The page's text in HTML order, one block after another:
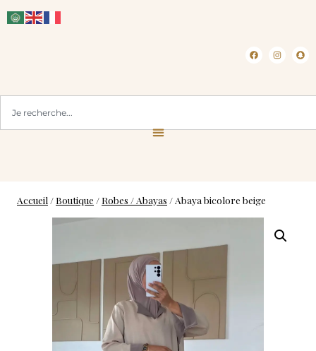
Accueil /Boutique / Robes / Abayas / Abaya bicolore beige